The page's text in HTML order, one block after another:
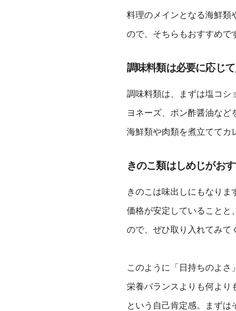
料理のメインとなる海鮮類
ので、そちらもおすすめで
調味料類は必要に応じ
調味料類は、まずは塩コシ
ヨネーズ、ポン酢醤油など
海鮮類や肉類を煮立ててカ
きのこ類はしめじがお
きのこは味出しにもなりま
価格が安定していることと
ので、ぜひ取り入れてみて
このように「日持ちのよさ
栄養バランスよりも何より
という自己肯定感。まずは